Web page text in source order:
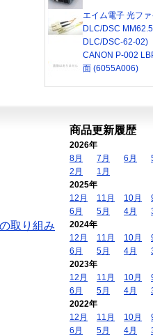
エイム電子 光フ
DLC/DSC
DLC/DSC-62-02)
CANON P-002
面 (6055A006)
取り組み
商品更新履歴
2026年
8月
7月 6月
2月
1月
2025年
12月
11月 10月
6月
5月 4月
2024年
12月
11月 10月
6月
5月 4月
2023年
12月
11月 10月
6月
5月 4月
2022年
12月
11月 10月
6月
5月 4月